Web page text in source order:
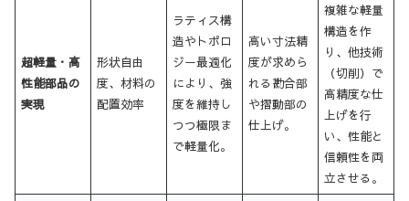
超軽量・高
性能部品の
実現
形状自由
度、材料の
配置効率
ラティス構
造やトポロ
ジー最適化
により、強
度を維持し
つつ極限ま
で軽量化。
高い寸法精
度が求めら
れる勘合部
や摺動部の
仕上げ。
複雑な軽量
構造を作
り、他技術
（切削）で
高精度な仕
上げを行
い、性能と
信頼性を両
立させる。